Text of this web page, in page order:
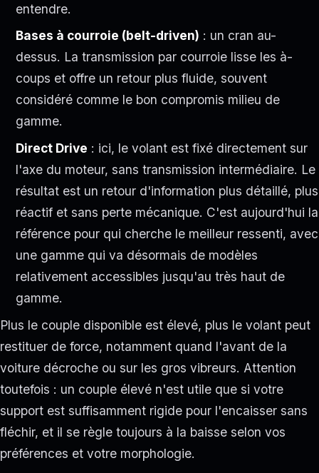
entendre.
Bases à courroie (belt-driven) : un cran au-
dessus. La transmission par courroie lisse les à-
coups et offre un retour plus fluide, souvent
considéré comme le bon compromis milieu de
gamme.
Direct Drive : ici, le volant est fixé directement sur
l'axe du moteur, sans transmission intermédiaire. Le
résultat est un retour d'information plus détaillé, plus
réactif et sans perte mécanique. C'est aujourd'hui la
référence pour qui cherche le meilleur ressenti, avec
une gamme qui va désormais de modèles
relativement accessibles jusqu'au très haut de
gamme.
Plus le couple disponible est élevé, plus le volant peut
restituer de force, notamment quand l'avant de la
voiture décroche ou sur les gros vibreurs. Attention
toutefois : un couple élevé n'est utile que si votre
support est suffisamment rigide pour l'encaisser sans
fléchir, et il se règle toujours à la baisse selon vos
préférences et votre morphologie.